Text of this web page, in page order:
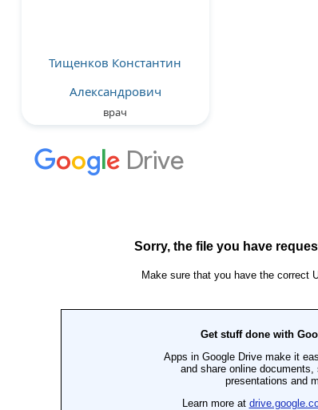
Тищенков Константин
Александрович
врач
Подробнее